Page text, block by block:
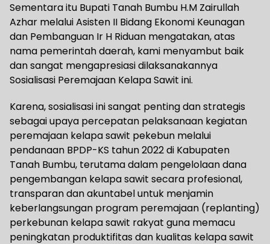
Sementara itu Bupati Tanah Bumbu H.M Zairullah
Azhar melalui Asisten II Bidang Ekonomi Keunagan
dan Pembanguan Ir H Riduan mengatakan, atas
nama pemerintah daerah, kami menyambut baik
dan sangat mengapresiasi dilaksanakannya
Sosialisasi Peremajaan Kelapa Sawit ini.
Karena, sosialisasi ini sangat penting dan strategis
sebagai upaya percepatan pelaksanaan kegiatan
peremajaan kelapa sawit pekebun melalui
pendanaan BPDP-KS tahun 2022 di Kabupaten
Tanah Bumbu, terutama dalam pengelolaan dana
pengembangan kelapa sawit secara profesional,
transparan dan akuntabel untuk menjamin
keberlangsungan program peremajaan (replanting)
perkebunan kelapa sawit rakyat guna memacu
peningkatan produktifitas dan kualitas kelapa sawit